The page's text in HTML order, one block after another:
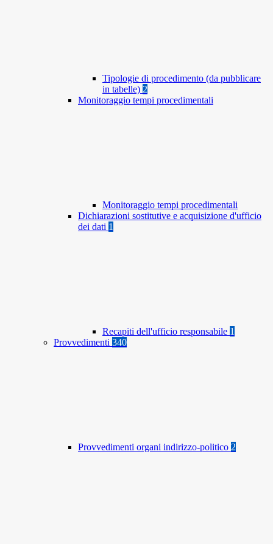
Tipologie di procedimento (da pubblicare
in tabelle) 2
Monitoraggio tempi procedimentali
Monitoraggio tempi procedimentali
Dichiarazioni sostitutive e acquisizione d'ufficio
dei dati 1
Recapiti dell'ufficio responsabile 1
Provvedimenti 340
Provvedimenti organi indirizzo-politico 2